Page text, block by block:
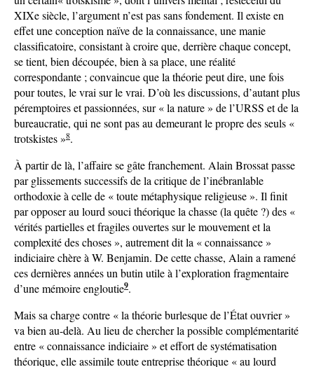
XIXe siècle, l’argument n’est pas sans fondement. Il existe en
effet une conception naïve de la connaissance, une manie
classificatoire, consistant à croire que, derrière chaque concept,
se tient, bien découpée, bien à sa place, une réalité
correspondante ; convaincue que la théorie peut dire, une fois
pour toutes, le vrai sur le vrai. D’où les discussions, d’autant plus
péremptoires et passionnées, sur « la nature » de l’URSS et de la
bureaucratie, qui ne sont pas au demeurant le propre des seuls «
trotskistes »8.
À partir de là, l’affaire se gâte franchement. Alain Brossat passe
par glissements successifs de la critique de l’inébranlable
orthodoxie à celle de « toute métaphysique religieuse ». Il finit
par opposer au lourd souci théorique la chasse (la quête ?) des «
vérités partielles et fragiles ouvertes sur le mouvement et la
complexité des choses », autrement dit la « connaissance »
indiciaire chère à W. Benjamin. De cette chasse, Alain a ramené
ces dernières années un butin utile à l’exploration fragmentaire
d’une mémoire engloutie9.
Mais sa charge contre « la théorie burlesque de l’État ouvrier »
va bien au-delà. Au lieu de chercher la possible complémentarité
entre « connaissance indiciaire » et effort de systématisation
théorique, elle assimile toute entreprise théorique « au lourd